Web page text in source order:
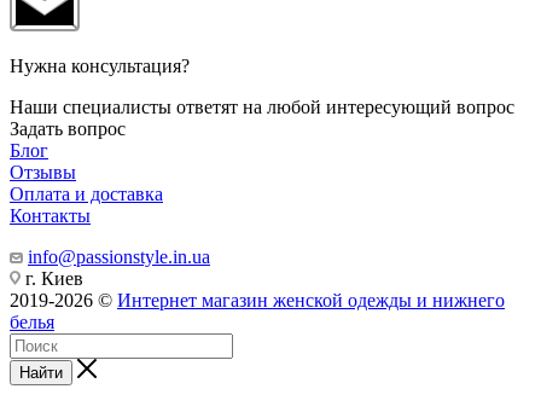
Нужна консультация?
Наши специалисты ответят на любой интересующий вопрос
Задать вопрос
Блог
Отзывы
Оплата и доставка
Контакты
info@passionstyle.in.ua
г. Киев
2019-2026 © Интернет магазин женской одежды и нижнего
белья
Найти